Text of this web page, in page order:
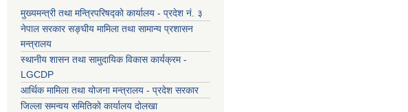
मुख्यमन्त्री तथा मन्त्रिपरिषद्को कार्यालय - प्रदेश नं. ३
नेपाल सरकार सङ्घीय मामिला तथा सामान्य प्रशासन
मन्त्रालय
स्थानीय शासन तथा सामुदायिक विकास कार्यक्रम -
LGCDP
आर्थिक मामिला तथा योजना मन्त्रालय - प्रदेश सरकार
जिल्ला समन्वय समितिको कार्यालय दोलखा